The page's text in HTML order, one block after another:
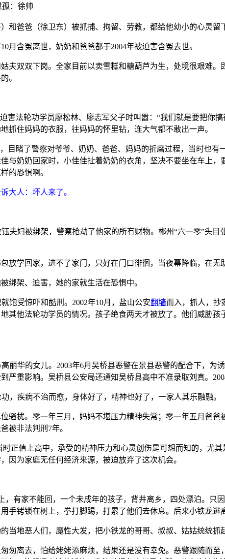
：徐帅
和爸爸（徐卫东）被抓捕、拘留、劳教，都给他幼小的心灵留
月含冤离世，奶奶和爸爸都于2004年被迫害含冤去世。
夫双双下岗。全家目前以卖雪糕和糖葫芦为生，处境很艰难
。
害法轮功学员廖松林、廖志军父子时叫嚣：“我们就是要把你
抓住妈妈的衣服，往妈妈的怀里钻，连大气都不敢出一声。
目睹了警察对爷爷、奶奶、爸爸、妈妈的折磨过程，当时也
与奶奶回家时，小佳佳扯着奶奶的衣角，坚决不要坐在车上
的恐惧啊。
大人：坏人来了。
夫妇被绑架，警察抢劫了他家的所有财物。郴州“六一零”头
放学回家，进不了家门，只好在门口徘徊，当夜幕降临，在无
绑架、迫害，她的家就生活在恐惧中。
饱受惊吓和酷刑。2002年10月，盐山公安翻墙而入，抓人，抄
其他法轮功学员的情况。孩子绝食两天才被放了。他们威胁
丽华的女儿。2003年6月吴桥县恶警在景县恶警的配合下，
严重影响。吴桥县公安局还通知吴桥县高中不准录取刘真。
，疾病不治而愈，身体好了，精神也好了，一家人其乐融融。
骚扰。零一年三月，妈妈不堪压力精神失常；零一年五月爸
被非法判刑7年。
正值上高中，承受的精神压力和心灵创伤是可想而知的，尤
因为家庭无任何经济来源，被迫放弃了这次机会。
，有家不能回，一个未成年的孩子，背井离乡，四处漂泊。
手铐锁在树上，拳打脚踢，打累了他们去休息。后来小铁龙逃
当地恶人们，魔性大发，把小铁龙的哥哥、叔叔、姑姑统统抓
匆离去，怕给姥姥添麻烦，结果还是没有幸免。恶警跟随而